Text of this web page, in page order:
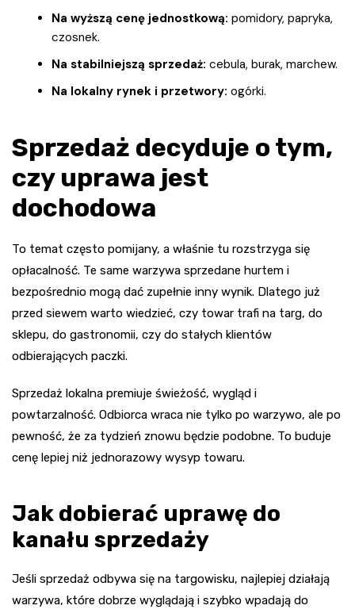
Na wyższą cenę jednostkową: pomidory, papryka,
czosnek.
Na stabilniejszą sprzedaż: cebula, burak, marchew.
Na lokalny rynek i przetwory: ogórki.
Sprzedaż decyduje o tym,
czy uprawa jest
dochodowa
To temat często pomijany, a właśnie tu rozstrzyga się
opłacalność. Te same warzywa sprzedane hurtem i
bezpośrednio mogą dać zupełnie inny wynik. Dlatego już
przed siewem warto wiedzieć, czy towar trafi na targ, do
sklepu, do gastronomii, czy do stałych klientów
odbierających paczki.
Sprzedaż lokalna premiuje świeżość, wygląd i
powtarzalność. Odbiorca wraca nie tylko po warzywo, ale po
pewność, że za tydzień znowu będzie podobne. To buduje
cenę lepiej niż jednorazowy wysyp towaru.
Jak dobierać uprawę do
kanału sprzedaży
Jeśli sprzedaż odbywa się na targowisku, najlepiej działają
warzywa, które dobrze wyglądają i szybko wpadają do